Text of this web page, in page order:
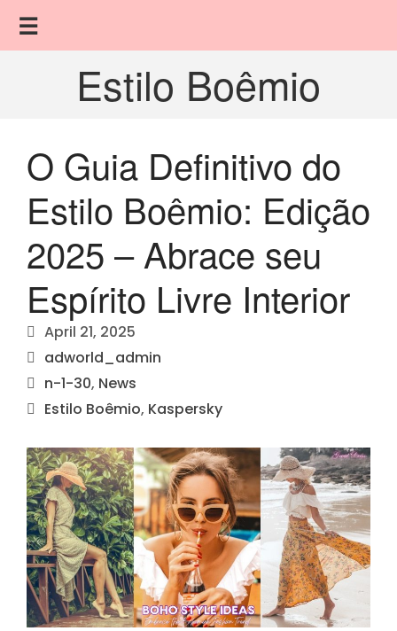
☰
Estilo Boêmio
O Guia Definitivo do
Estilo Boêmio: Edição
2025 – Abrace seu
Espírito Livre Interior
April 21, 2025
adworld_admin
n-1-30, News
Estilo Boêmio, Kaspersky